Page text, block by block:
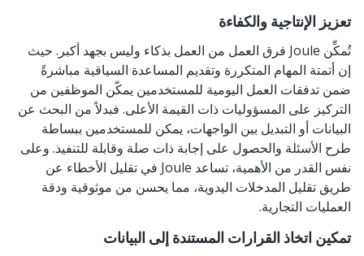
تعزيز الإنتاجية والكفاءة
تُمكِّن Joule فرق العمل من العمل بذكاء وليس بجهد أكبر. حيث
إن أتمتة المهام المتكررة وتقديم المساعدة السياقية مباشرةً
ضمن تدفقات العمل اليومية للمستخدمين يمكّن الموظفين من
التركيز على المسؤوليات ذات القيمة الأعلى. فبدلاً من البحث عن
البيانات أو التبديل بين الواجهات، يمكن للمستخدمين ببساطة
طرح الأسئلة والحصول على إجابة ذات صلة وقابلة للتنفيذ. وعلى
نفس القدر من الأهمية، تساعد Joule في تقليل الأخطاء عن
طريق تقليل المدخلات اليدوية، مما يحسن من موثوقية ودقة
العمليات التجارية.
تمكين اتخاذ القرارات المستندة إلى البيانات